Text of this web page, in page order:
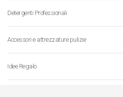
Detergenti Professionali
Accessori e attrezzature pulizie
Idee Regalo